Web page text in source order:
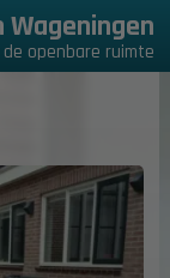
Wageningen
openbare ruimte